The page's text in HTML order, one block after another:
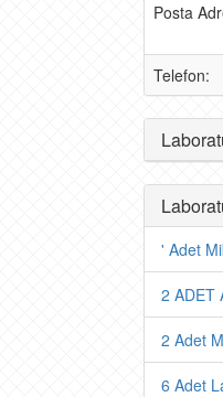
Posta
Telefon:
' Adet
2 ADET
2 Adet
6 Adet